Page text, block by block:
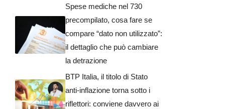
Spese mediche nel 730
precompilato, cosa fare se
compare “dato non utilizzato”:
il dettaglio che può cambiare
la detrazione
BTP Italia, il titolo di Stato
anti-inflazione torna sotto i
riflettori: conviene davvero ai